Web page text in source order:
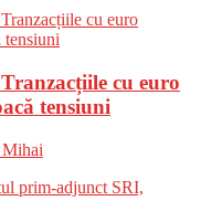
cu euro
tensiuni